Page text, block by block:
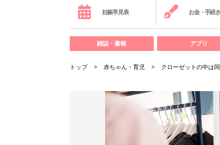
妊娠早見表 お金・手続き
雑誌・書籍 アプリ
トップ 赤ちゃん・育児 クローゼットの中は